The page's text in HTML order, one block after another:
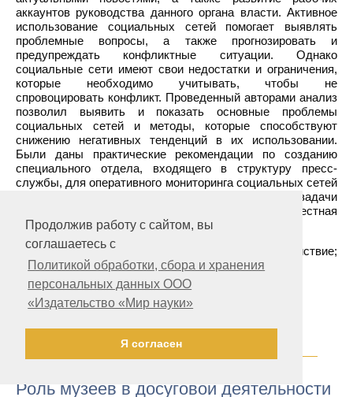
Продолжив работу с сайтом, вы
соглашаетесь с
Политикой обработки, сбора и хранения
персональных данных ООО
«Издательство «Мир науки»
Я согласен
аккаунтов руководства данного органа власти. Активное
использование социальных сетей помогает выявлять
проблемные вопросы, а также прогнозировать и
предупреждать конфликтные ситуации. Однако
социальные сети имеют свои недостатки и ограничения,
которые необходимо учитывать, чтобы не
спровоцировать конфликт. Проведенный авторами анализ
позволил выявить и показать основные проблемы
социальных сетей и методы, которые способствуют
снижению негативных тенденций в их использовании.
Были даны практические рекомендации по созданию
специального отдела, входящего в структуру пресс-
службы, для оперативного мониторинга социальных сетей
в органах власти, а также указаны основные задачи
данного отдела для снижения конфликтов типа «местная
власть-население».
Ключевые слова:
социальные сети; взаимодействие;
конфликт; местная власть; местное население
Роль музеев в досуговой деятельности